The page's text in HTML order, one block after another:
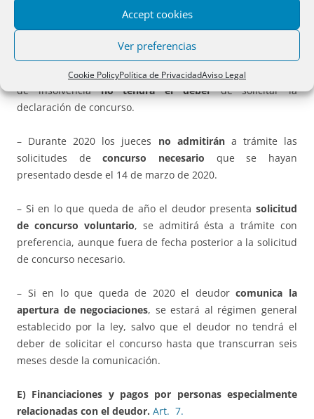
Accept cookies
Ver preferencias
Cookie PolicyPolítica de PrivacidadAviso Legal
D) Solicitud de declaración del concurso de acreedores.
– Hasta fin de año, el deudor que se encuentre en estado
de insolvenciano tendrá el deberde solicitar la
declaración de concurso.
– Durante 2020 los jueces no admitirána trámite las
solicitudes deconcurso necesario que se hayan
presentado desde el 14 de marzo de 2020.
– Si en lo que queda de año el deudor presenta solicitud
de concurso voluntario, se admitirá ésta a trámite con
preferencia, aunque fuera de fecha posterior a la solicitud
de concurso necesario.
– Si en lo que queda de 2020 el deudorcomunica la
apertura de negociaciones, se estará al régimen general
establecido por la ley, salvo que el deudor no tendrá el
deber de solicitar el concurso hasta que transcurran seis
meses desde la comunicación.
E) Financiaciones y pagos por personas especialmente
relacionadas con el deudor. Art. 7.